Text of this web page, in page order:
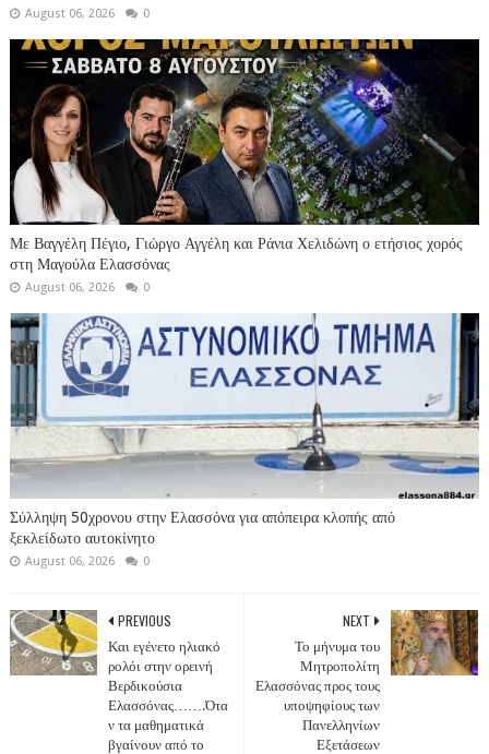
August 06, 2026 0
Με Βαγγέλη Πέγιο, Γιώργο Αγγέλη και Ράνια Χελιδώνη ο ετήσιος χορός
στη Μαγούλα Ελασσόνας
August 06, 2026 0
Σύλληψη 50χρονου στην Ελασσόνα για απόπειρα κλοπής από
ξεκλείδωτο αυτοκίνητο
August 06, 2026 0
NEXT
Το μήνυμα του
Μητροπολίτη
Ελασσόνας προς τους
υποψηφίους των
Πανελληνίων
Εξετάσεων
PREVIOUS
Και εγένετο ηλιακό
ρολόι στην ορεινή
Βερδικούσια
Ελασσόνας…….Ότα
ν τα μαθηματικά
βγαίνουν από το